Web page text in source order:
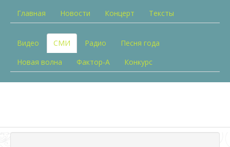
Главная Новости Концерт Тексты
Видео СМИ Радио
Песня года
Новая волна
Фактор-А Конкурс